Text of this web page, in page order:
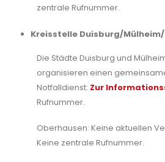
zentrale Rufnummer.
Kreisstelle Duisburg/
Die Städte Duisburg und
organisieren einen
Notfalldienst: Zur
Rufnummer.
Oberhausen: Keine aktuellen
Keine zentrale Rufnummer.